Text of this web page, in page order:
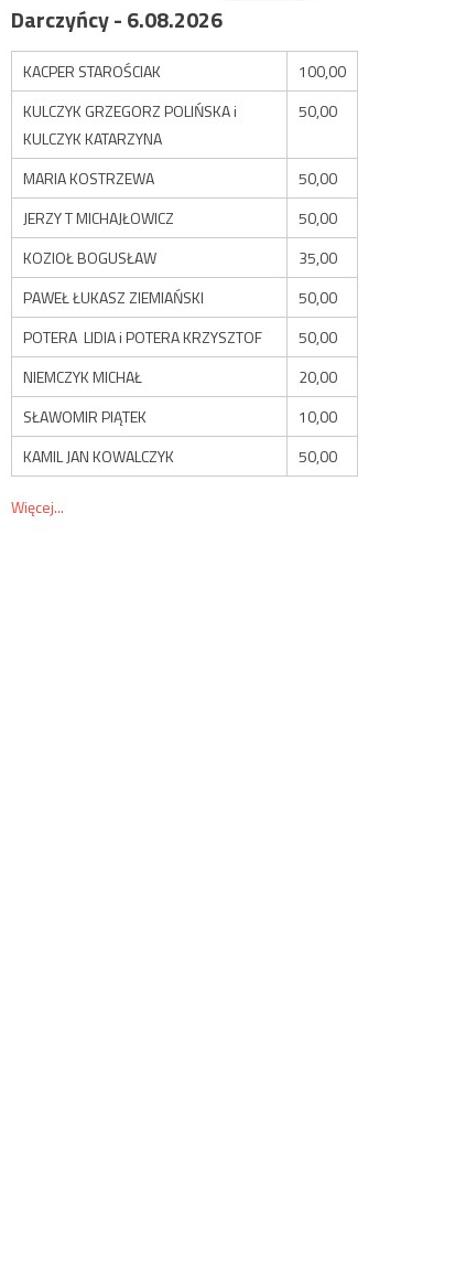
Darczyńcy - 6.08.2026
KACPER STAROŚCIAK
100,00
KULCZYK GRZEGORZ POLIŃSKA i
KULCZYK KATARZYNA
50,00
MARIA KOSTRZEWA
50,00
JERZY T MICHAJŁOWICZ
50,00
KOZIOŁ BOGUSŁAW
35,00
PAWEŁ ŁUKASZ ZIEMIAŃSKI
50,00
POTERA LIDIA i POTERA KRZYSZTOF
50,00
NIEMCZYK MICHAŁ
20,00
SŁAWOMIR PIĄTEK
10,00
KAMIL JAN KOWALCZYK
50,00
Więcej...